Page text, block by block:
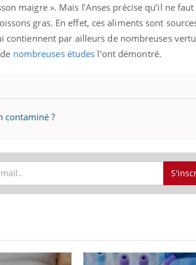
maigre ». Mais l’Anses précise qu’il ne faut
gras. En effet, ces aliments sont
contiennent par ailleurs de nombreuses
nombreuses études l’ont démontré.
contaminé ?